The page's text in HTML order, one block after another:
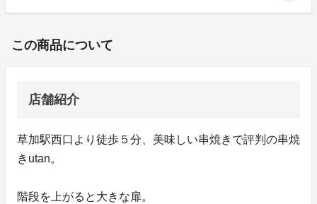
この商品について
店舗紹介
草加駅西口より徒歩５分、美味しい串焼きで評判の串焼
きutan。
階段を上がると大きな扉。